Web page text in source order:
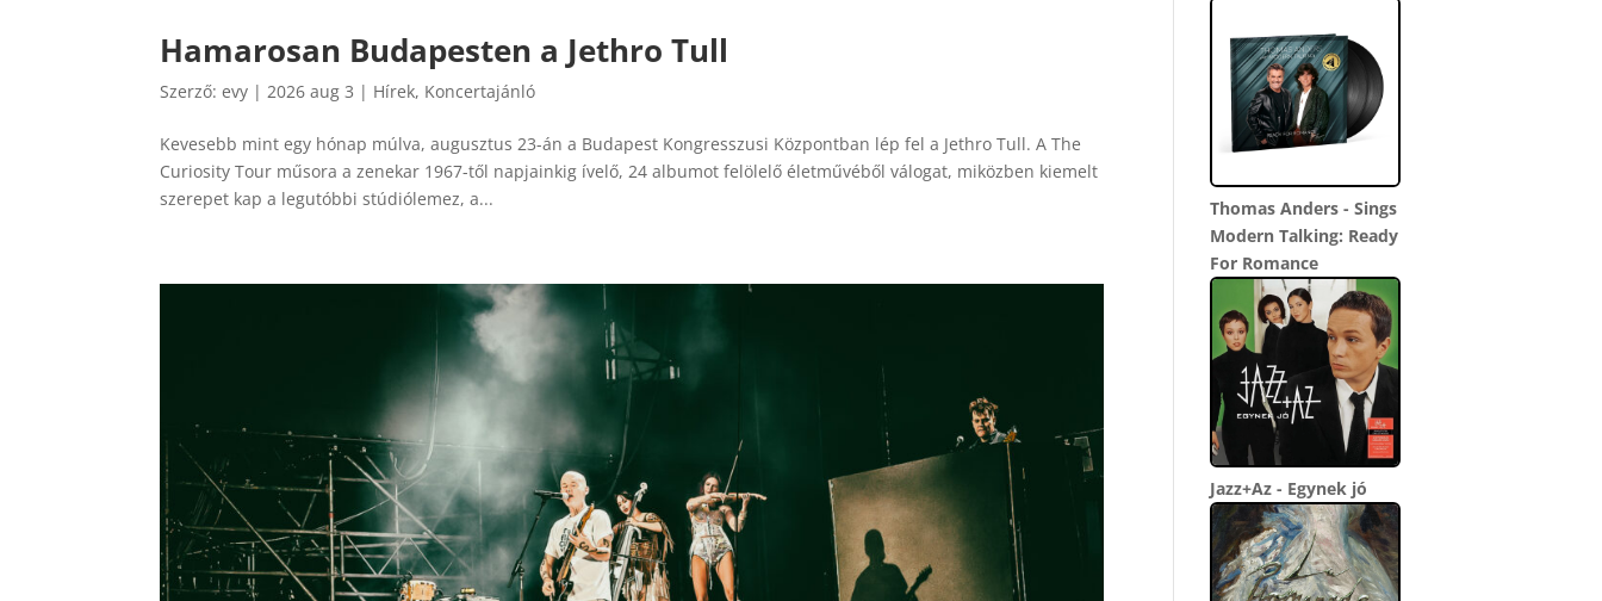
Hamarosan Budapesten a Jethro Tull
Szerző:evy |2026 aug 3 | Hírek, Koncertajánló
Kevesebb mint egy hónap múlva, augusztus 23-án a Budapest Kongresszusi Központban lép fel a Jethro Tull. A The
Curiosity Tour műsora a zenekar 1967-től napjainkig ívelő, 24 albumot felölelő életművéből válogat, miközben kiemelt
szerepet kap a legutóbbi stúdiólemez, a...
Thomas Anders - Sings
Modern Talking: Ready
For Romance
Jazz+Az - Egynek jó